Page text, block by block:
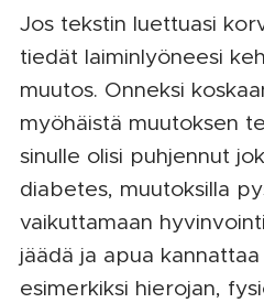
Jos tekstin luettuasi
tiedät laiminlyöneesi
muutos. Onneksi
myöhäistä muutoksen
sinulle olisi puhjennut
diabetes, muutoksilla
vaikuttamaan
jäädä ja apua
esimerkiksi hierojan,